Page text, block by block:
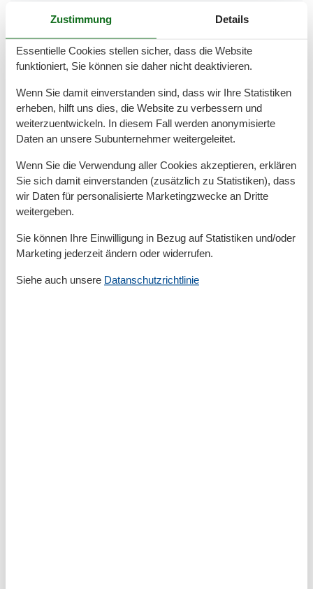
Handtücher
Hochstuhl
Haartrockner
Küche (offen)
Kühlschrank
Mehrere Schlafzimmer
Nichtraucher
Rauchmelder
Reise-/Kinderbett
Seife
Spülmaschine
Terrasse
Toilettenpapier
TV
Waschmaschine
Zustimmung Details
Essentielle Cookies stellen sicher, dass die Website
funktioniert, Sie können sie daher nicht deaktivieren.
Wenn Sie damit einverstanden sind, dass wir Ihre Statistiken
erheben, hilft uns dies, die Website zu verbessern und
weiterzuentwickeln. In diesem Fall werden anonymisierte
Daten an unsere Subunternehmer weitergeleitet.
Wenn Sie die Verwendung aller Cookies akzeptieren, erklären
Sie sich damit einverstanden (zusätzlich zu Statistiken), dass
wir Daten für personalisierte Marketingzwecke an Dritte
weitergeben.
Sie können Ihre Einwilligung in Bezug auf Statistiken und/oder
Marketing jederzeit ändern oder widerrufen.
Siehe auch unsere Datanschutzrichtlinie